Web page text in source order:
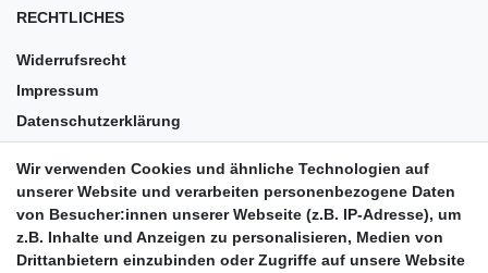
RECHTLICHES
Widerrufsrecht
Impressum
Datenschutzerklärung
Barrierefreiheit
Anleitungen
Wir verwenden Cookies und ähnliche Technologien auf
unserer Website und verarbeiten personenbezogene Daten
von Besucher:innen unserer Webseite (z.B. IP-Adresse), um
z.B. Inhalte und Anzeigen zu personalisieren, Medien von
Drittanbietern einzubinden oder Zugriffe auf unsere Website